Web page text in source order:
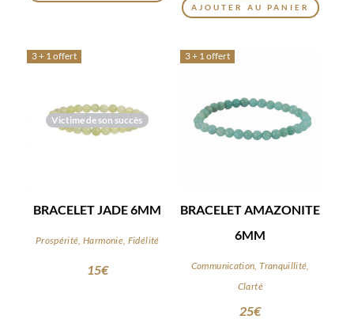
AJOUTER AU PANIER
Victime de son succès
3 + 1 offert
BRACELET JADE 6MM
Prospérité, Harmonie, Fidélité
15€
3 + 1 offert
BRACELET AMAZONITE
6MM
Communication, Tranquillité,
Clarté
25€